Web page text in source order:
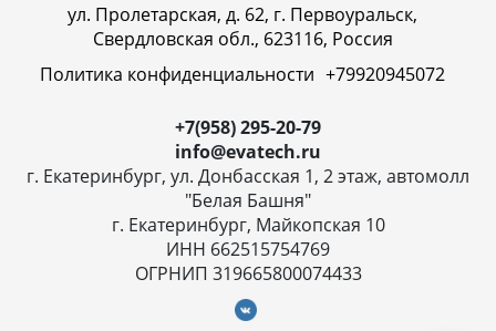
ул. Пролетарская, д. 62, г. Первоуральск,
Свердловская обл., 623116, Россия
Политика конфиденциальности +79920945072
+7(958) 295-20-79
info@evatech.ru
г. Екатеринбург, ул. Донбасская 1, 2 этаж, автомолл
"Белая Башня"
г. Екатеринбург, Майкопская 10
ИНН 662515754769
ОГРНИП 319665800074433